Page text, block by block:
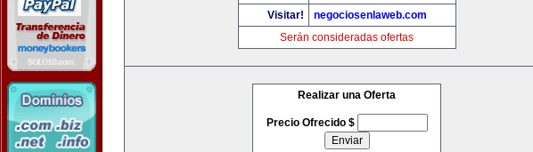
Visitar!
negociosenlaweb.com
Serán consideradas ofertas
Realizar una Oferta
Precio Ofrecido $